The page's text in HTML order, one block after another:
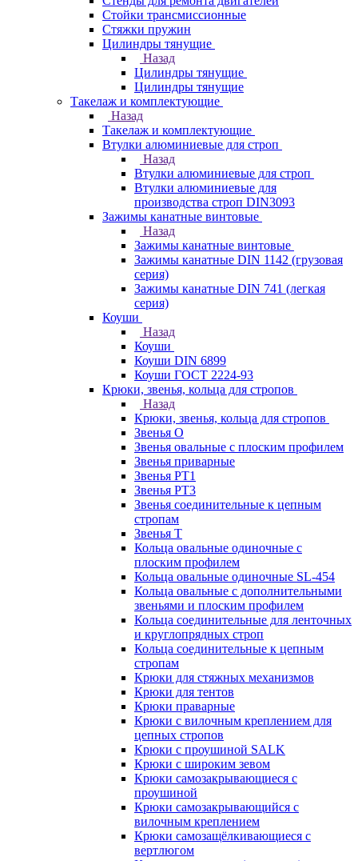
Стойки трансмиссионные
Стяжки пружин
Цилиндры тянущие
Назад
Цилиндры тянущие
Цилиндры тянущие
Такелаж и комплектующие
Назад
Такелаж и комплектующие
Втулки алюминиевые для строп
Назад
Втулки алюминиевые для строп
Втулки алюминиевые для
производства строп DIN3093
Зажимы канатные винтовые
Назад
Зажимы канатные винтовые
Зажимы канатные DIN 1142 (грузовая
серия)
Зажимы канатные DIN 741 (легкая
серия)
Коуши
Назад
Коуши
Коуши DIN 6899
Коуши ГОСТ 2224-93
Крюки, звенья, кольца для стропов
Назад
Крюки, звенья, кольца для стропов
Звенья О
Звенья овальные с плоским профилем
Звенья приварные
Звенья РТ1
Звенья РТ3
Звенья соединительные к цепным
стропам
Звенья Т
Кольца овальные одиночные c
плоским профилем
Кольца овальные одиночные SL-454
Кольца овальные с дополнительными
звеньями и плоским профилем
Кольца соединительные для ленточных
и круглопрядных строп
Кольца соединительные к цепным
стропам
Крюки для стяжных механизмов
Крюки для тентов
Крюки праварные
Крюки с вилочным креплением для
цепных стропов
Крюки с проушиной SALK
Крюки с широким зевом
Крюки самозакрывающиеся с
проушиной
Крюки самозакрывающийся с
вилочным креплением
Крюки самозащёлкивающиеся с
вертлюгом